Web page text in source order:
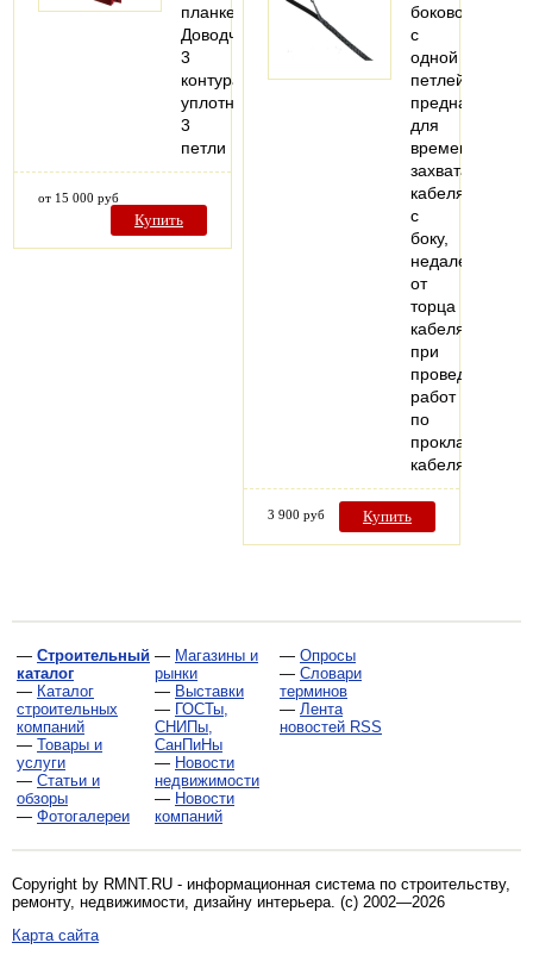
планке
Доводчик
3
контура
уплотнения
3
петли
от 15 000 руб
Купить
боковой
с
одной
петлей
предназначен
для
временного
захвата
кабеля
с
боку,
недалеко
от
торца
кабеля,
при
проведении
работ
по
прокладке
кабеля…
3 900 руб Купить
— Строительный
каталог
— Каталог
строительных
компаний
— Товары и
услуги
— Статьи и
обзоры
— Фотогалереи
— Магазины и
рынки
— Выставки
— ГОСТы,
СНИПы,
СанПиНы
— Новости
недвижимости
— Новости
компаний
— Опросы
— Словари
терминов
— Лента
новостей RSS
Copyright by RMNT.RU - информационная система по строительству,
ремонту, недвижимости, дизайну интерьера . (c) 2002—2026
Карта сайта